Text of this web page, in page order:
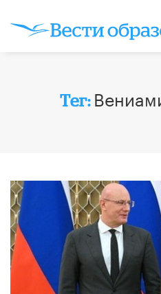
Тег: